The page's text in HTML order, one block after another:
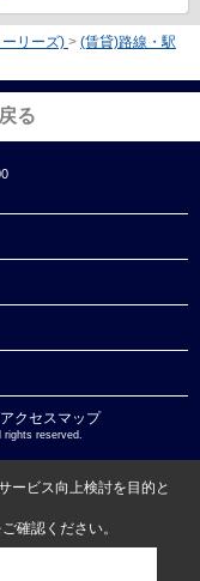
リーズ) > (賃貸)路線・駅
る
アクセスマップ
reserved.
ービス向上検討を目的と
ご確認ください。